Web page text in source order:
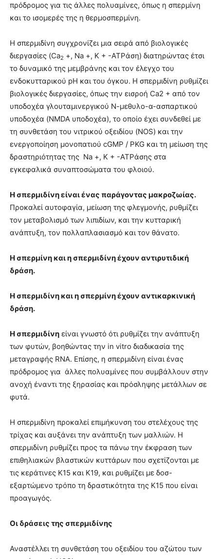
πρόδρομος για τις άλλες πολυαμίνες, όπως η σπερμίνη
και το ισομερές της η θερμοσπερμίνη.
Η σπερμιδίνη συγχρονίζει μια σειρά από βιολογικές
διεργασίες (Ca2 +, Na +, Κ + -ΑΤΡάση) διατηρώντας έτσι
το δυναμικό της μεμβράνης και τον έλεγχο του
ενδοκυτταρικού pΗ και του όγκου. Η σπερμιδίνη ρυθμίζει
βιολογικές διεργασίες, όπως την εισροή Ca2 + από τον
υποδοχέα γλουταμινεργικού Ν-μεθυλο-α-ασπαρτικού
υποδοχέα (NMDA υποδοχέα), το οποίο έχει συνδεθεί με
τη συνθετάση του νιτρικού οξειδίου (NOS) και την
ενεργοποίηση μονοπατιού cGMP / PKG και τη μείωση της
δραστηριότητας της Na +, K + -ΑΤΡάσης στα
εγκεφαλικά συναπτοσώματα του φλοιού.
Η σπερμιδίνη είναι ένας παράγοντας μακροζωίας.
Προκαλεί αυτοφαγία, μείωση της φλεγμονής, ρυθμίζει
τον μεταβολισμό των λιπιδίων, και την κυτταρική
ανάπτυξη, τον πολλαπλασιασμό και τον θάνατο.
Η σπερμίνη και η σπερμιδίνη έχουν αντιρυτιδική
δράση.
Η σπερμιδίνη και η σπερμίνη έχουν αντικαρκινική
δράση.
Η σπερμιδίνη είναι γνωστό ότι ρυθμίζει την ανάπτυξη
των φυτών, βοηθώντας την in vitro διαδικασία της
μεταγραφής RNA. Επίσης, η σπερμιδίνη είναι ένας
πρόδρομος για άλλες πολυαμίνες που συμβάλλουν στην
ανοχή έναντι της ξηρασίας και πρόσληψης μετάλλων σε
φυτά.
Η σπερμιδίνη προκαλεί επιμήκυνση του στελέχους της
τρίχας και αυξάνει την ανάπτυξη των μαλλιών. Η
σπερμιδίνη ρυθμίζει προς τα πάνω την έκφραση των
επιθηλιακών βλαστικών κυττάρων που σχετίζονται με
τις κεράτινες K15 και Κ19, και ρυθμίζει με δοσ-
εξαρτώμενο τρόπο τη δραστικότητα της K15 που είναι
προαγωγός.
Οι δράσεις της σπερμιδίνης
Αναστέλλει τη συνθετάση του οξειδίου του αζώτου των